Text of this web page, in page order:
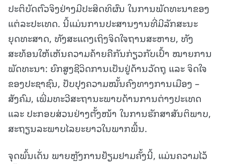
ປະຕິບັດຕົວຈິງຢ່າງມີປະສິດທິຜົນ ໃນການພັດທະນາຂອງ
ແຕ່ລະປະເທດ. ນີ້ແມ່ນການປະສານງານທີ່ມີລັກສະນະ
ຍຸດທະສາດ, ທັງສະແດງເຖິງຈິດໃຈຖານສະຫາຍ, ທັງ
ສະທ້ອນໃຫ້ເຫັນຄວາມຄ້າຍຄືກັນກ່ຽວກັບເປົ້າ ໝາຍການ
ພັດທະນາ: ຍົກສູງຊີວິດການເປັນຢູ່ດ້ານວັດຖຸ ແລະ ຈິດໃຈ
ຂອງປະຊາຊົນ, ປັບປຸງຄວາມໝັ້ນຄົງທາງການເມືອງ –
ສັງຄົມ, ເພີ່ມທະວີສະຖານະພາບດ້ານການຕ່າງປະເທດ
ແລະ ປະກອບສ່ວນຢ່າງຕັ້ງໜ້າ ໃນການຮັກສາສັນຕິພາບ,
ສະຖຽນລະພາບໄລຍະຍາວໃນພາກພື້ນ.
ຈຸດພົ້ນເດັ່ນ ພາຍຫຼັງການຢ້ຽມຢາມຄັ້ງນີ້, ແມ່ນຄວາມໄວ້